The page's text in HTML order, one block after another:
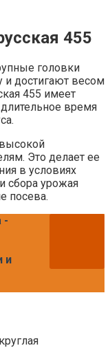
455
головки
достигают весом
455 имеет
длительное время
высокой
Это делает ее
в условиях
сбора урожая
посева.
-
и